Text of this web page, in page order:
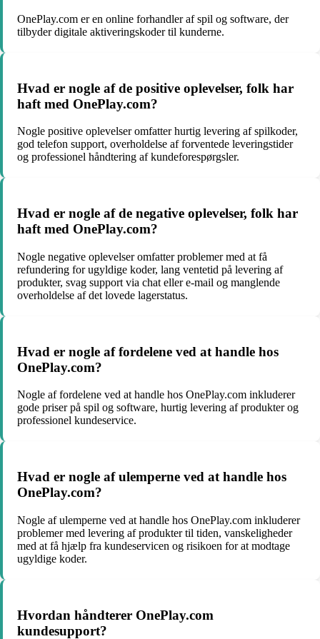
OnePlay.com er en online forhandler af spil og software, der
tilbyder digitale aktiveringskoder til kunderne.
Hvad er nogle af de positive oplevelser, folk har
haft med OnePlay.com?
Nogle positive oplevelser omfatter hurtig levering af spilkoder,
god telefon support, overholdelse af forventede leveringstider
og professionel håndtering af kundeforespørgsler.
Hvad er nogle af de negative oplevelser, folk har
haft med OnePlay.com?
Nogle negative oplevelser omfatter problemer med at få
refundering for ugyldige koder, lang ventetid på levering af
produkter, svag support via chat eller e-mail og manglende
overholdelse af det lovede lagerstatus.
Hvad er nogle af fordelene ved at handle hos
OnePlay.com?
Nogle af fordelene ved at handle hos OnePlay.com inkluderer
gode priser på spil og software, hurtig levering af produkter og
professionel kundeservice.
Hvad er nogle af ulemperne ved at handle hos
OnePlay.com?
Nogle af ulemperne ved at handle hos OnePlay.com inkluderer
problemer med levering af produkter til tiden, vanskeligheder
med at få hjælp fra kundeservicen og risikoen for at modtage
ugyldige koder.
Hvordan håndterer OnePlay.com
kundesupport?